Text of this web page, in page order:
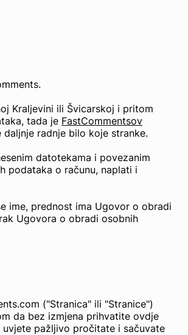
Kraljevini ili Švicarskoj i pritom
tada je FastCommentsov
radnje bilo koje stranke.
datotekama i povezanim
podataka o računu, naplati i
ime, prednost ima Ugovor o obradi
Ugovora o obradi osobnih
("Stranica" ili "Stranice")
da bez izmjena prihvatite ovdje
pažljivo pročitate i sačuvate